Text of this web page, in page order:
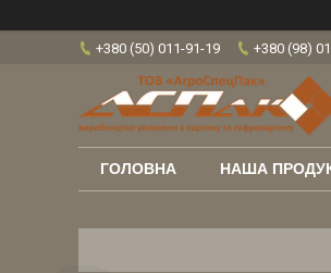
+380 (50) 011-91-19 +380 (98)
ГОЛОВНА НАША